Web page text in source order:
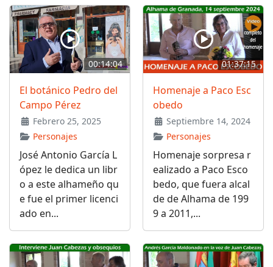
00:14:04
El botánico Pedro del
Campo Pérez
Febrero 25, 2025
Personajes
José Antonio García L
ópez le dedica un libr
o a este alhameño qu
e fue el primer licenci
ado en...
01:37:15
Homenaje a Paco Esc
obedo
Septiembre 14, 2024
Personajes
Homenaje sorpresa r
ealizado a Paco Esco
bedo, que fuera alcal
de de Alhama de 199
9 a 2011,...